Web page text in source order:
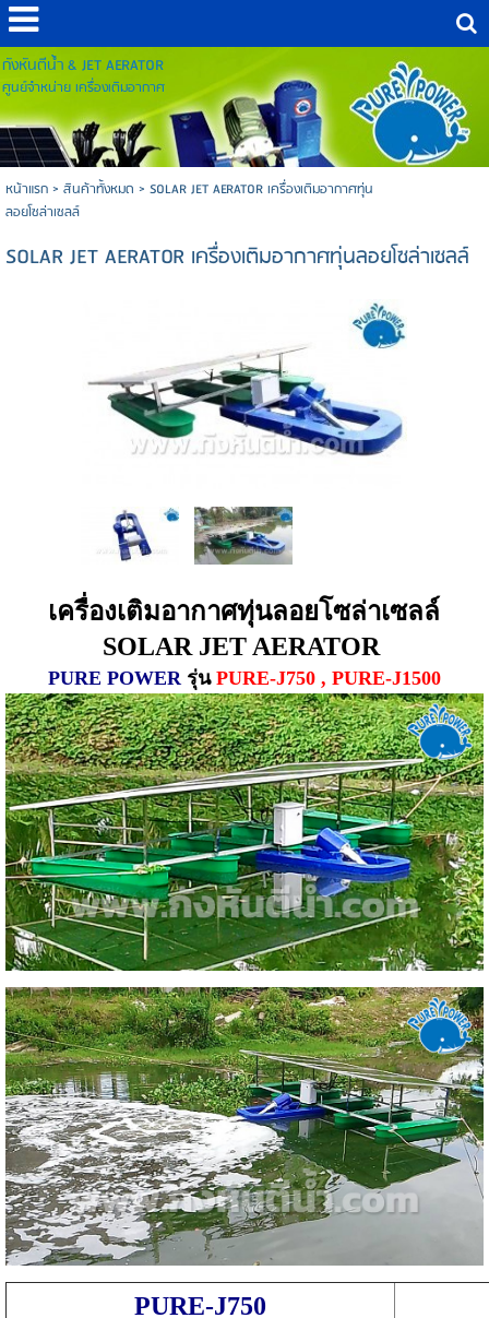
กังหันตีน้ำ & JET AERATOR
ศูนย์จำหน่าย เครื่องเติมอากาศ
หน้าแรก> สินค้าทั้งหมด > SOLAR JET AERATOR เครื่องเติมอากาศทุ่น
ลอยโซล่าเซลล์
SOLAR JET AERATOR เครื่องเติมอากาศทุ่นลอยโซล่าเซลล์
เครื่องเติมอากาศทุ่นลอยโซล่าเซลล์
SOLAR JET AERATOR
PURE POWER รุ่น PURE-J750 , PURE-J1500
PURE-J750